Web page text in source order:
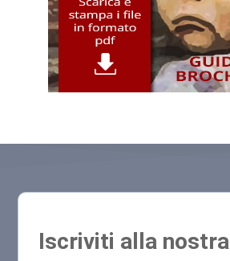
Iscriviti alla nostra